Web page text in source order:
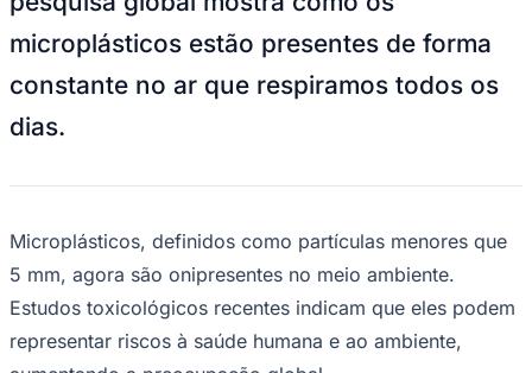
JB Negócios e DINO
30 de setembro de 2025 às 10:23
O projetoPlasticDustCloud, um estudo
global conduzido pela rede Eurofins
Environment Testing revelou uma poluição
alarmante por microplásticos no ar, com
taxas de deposição de até 1.300